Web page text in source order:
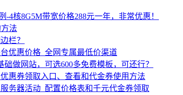
-4核8G5M带宽价格288元一年，非常优惠！
法
栏？
优惠价格_全网专属最低价渠道
础做网站，可选600多免费模板，可还行？
惠券领取入口、查看和代金券使用方法
务器活动_配置价格表和千元代金券领取